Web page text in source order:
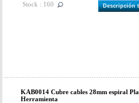
Stock : 160 Descripción
KAB0014 Cubre cables 28mm espiral
Herramienta